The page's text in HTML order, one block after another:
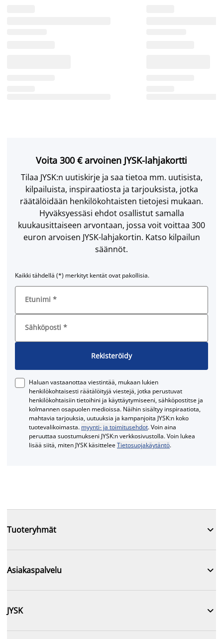
Voita 300 € arvoinen JYSK-lahjakortti
Tilaa JYSK:n uutiskirje ja saa tietoa mm. uutisista,
kilpailuista, inspiraatiosta ja tarjouksista, jotka
räätälöidään henkilökohtaisten tietojesi mukaan.
Hyväksyessäsi ehdot osallistut samalla
kuukausittaiseen arvontaan, jossa voit voittaa 300
euron arvoisen JYSK-lahjakortin. Katso kilpailun
säännöt.
Kaikki tähdellä (*) merkityt kentät ovat pakollisia.
Etunimi *
Sähköposti *
Rekisteröidy
Haluan vastaanottaa viestintää, mukaan lukien
henkilökohtaisesti räätälöityjä viestejä, jotka perustuvat
henkilökohtaisiin tietoihini ja käyttäytymiseeni, sähköpostitse ja
kolmannen osapuolen medioissa. Näihin sisältyy inspiraatiota,
mahtavia tarjouksia, uutuuksia ja kampanjoita JYSK:n koko
tuotevalikoimasta. myynti- ja toimitusehdot. Voin aina
peruuttaa suostumukseni JYSK:n verkkosivustolla. Voin lukea
lisää siitä, miten JYSK käsitteleeTietosuojakäytäntö.
Tuoteryhmät 
Asiakaspalvelu 
JYSK 